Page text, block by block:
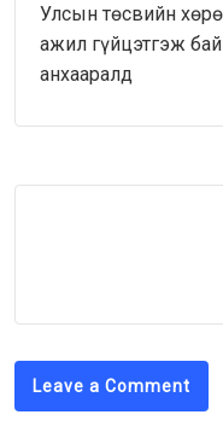
Улсын төсвийн
ажил гүйцэтгэж
анхааралд
Leave a Comment